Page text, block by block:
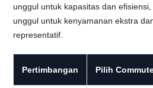
unggul untuk kapasitas dan
unggul untuk kenyamanan ekstra
representatif.
Pertimbangan Pilih